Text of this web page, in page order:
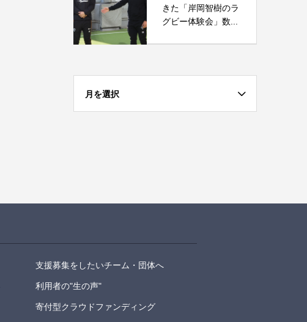
きた「岸岡智樹のラ
グビー体験会」数...
月を選択
支援募集をしたいチーム・団体へ
利用者の"生の声"
寄付型クラウドファンディング